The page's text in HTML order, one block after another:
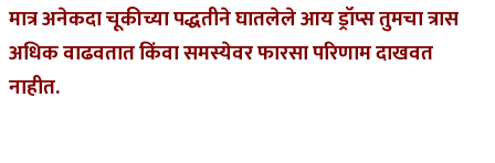
मात्र अनेकदा चूकीच्या पद्धतीने घातलेले आय ड्रॉप्स तुमचा त्रास
अधिक वाढवतात किंवा समस्येवर फारसा परिणाम दाखवत
नाहीत.